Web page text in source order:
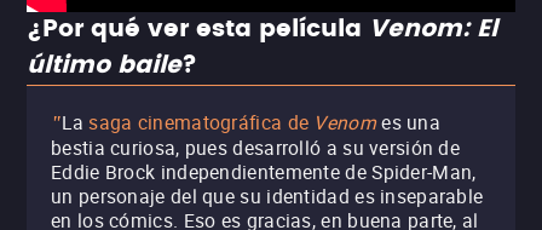
¿Por qué ver esta película Venom: El
último baile?
"Lasaga cinematográfica de Venomes una
bestia curiosa, pues desarrolló a su versión de
Eddie Brock independientemente de Spider-Man,
un personaje del que su identidad es inseparable
en los cómics. Eso es gracias, en buena parte, al